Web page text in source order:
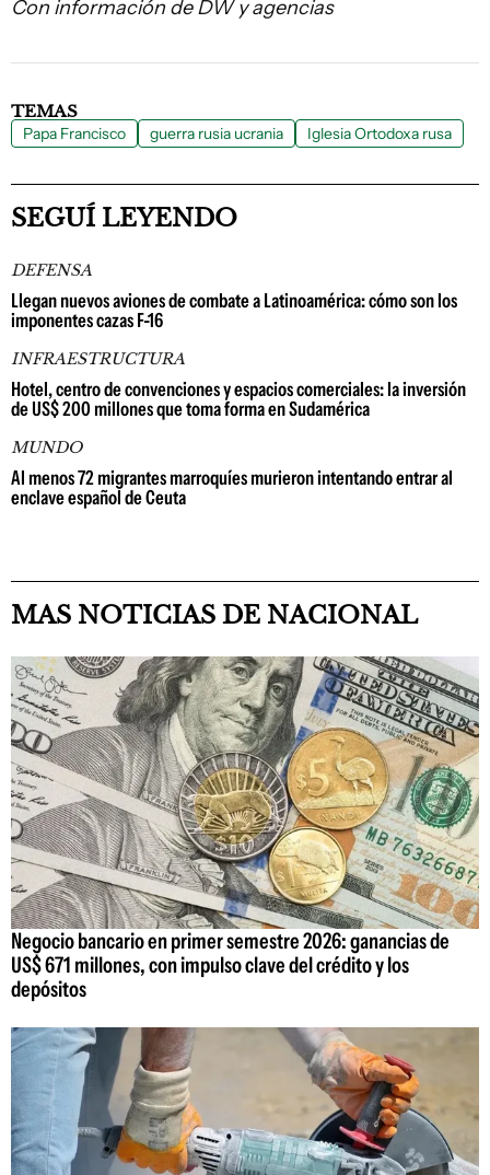
Con información de DW y agencias
TEMAS
Papa Francisco guerra rusia ucrania Iglesia Ortodoxa rusa
SEGUÍ LEYENDO
DEFENSA
Llegan nuevos aviones de combate a Latinoamérica: cómo son los
imponentes cazas F-16
INFRAESTRUCTURA
Hotel, centro de convenciones y espacios comerciales: la inversión
de US$ 200 millones que toma forma en Sudamérica
MUNDO
Al menos 72 migrantes marroquíes murieron intentando entrar al
enclave español de Ceuta
MAS NOTICIAS DE NACIONAL
Negocio bancario en primer semestre 2026: ganancias de
US$ 671 millones, con impulso clave del crédito y los
depósitos